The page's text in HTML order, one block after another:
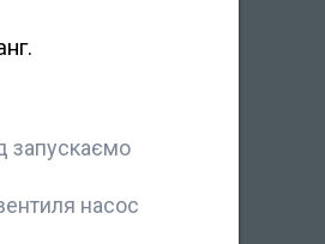
запускаємо
насос